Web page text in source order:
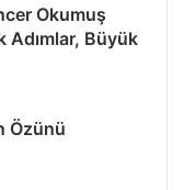
Okumuş
Adımlar, Büyük
Özünü